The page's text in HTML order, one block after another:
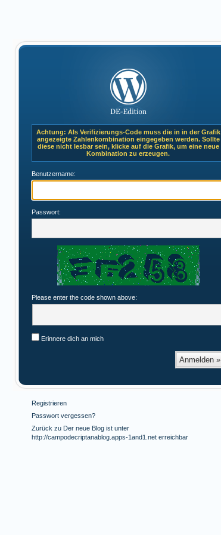
Achtung: Als Verifizierungs-Code muss die in in der Grafik
angezeigte Zahlenkombination eingegeben werden. Sollte
diese nicht lesbar sein, klicke auf die Grafik, um eine neue
Kombination zu erzeugen.
Benutzername:
Passwort:
Please enter the code shown above:
Erinnere dich an mich
Registrieren
Passwort vergessen?
Zurück zu Der neue Blog ist unter
http://campodecriptanablog.apps-1and1.net erreichbar